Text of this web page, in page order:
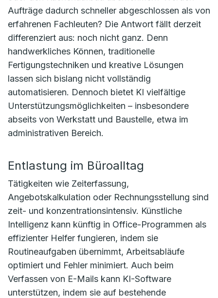
Aufträge dadurch schneller abgeschlossen als von
erfahrenen Fachleuten? Die Antwort fällt derzeit
differenziert aus: noch nicht ganz. Denn
handwerkliches Können, traditionelle
Fertigungstechniken und kreative Lösungen
lassen sich bislang nicht vollständig
automatisieren. Dennoch bietet KI vielfältige
Unterstützungsmöglichkeiten – insbesondere
abseits von Werkstatt und Baustelle, etwa im
administrativen Bereich.
Entlastung im Büroalltag
Tätigkeiten wie Zeiterfassung,
Angebotskalkulation oder Rechnungsstellung sind
zeit- und konzentrationsintensiv. Künstliche
Intelligenz kann künftig in Office-Programmen als
effizienter Helfer fungieren, indem sie
Routineaufgaben übernimmt, Arbeitsabläufe
optimiert und Fehler minimiert. Auch beim
Verfassen von E-Mails kann KI-Software
unterstützen, indem sie auf bestehende